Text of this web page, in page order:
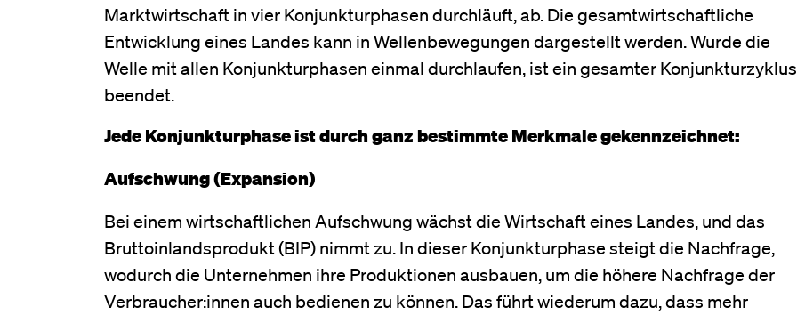
Marktwirtschaft in vier Konjunkturphasen durchläuft, ab. Die gesamtwirtschaftliche
Entwicklung eines Landes kann in Wellenbewegungen dargestellt werden. Wurde die
Welle mit allen Konjunkturphasen einmal durchlaufen, ist ein gesamter Konjunkturzyklus
beendet.
Jede Konjunkturphase ist durch ganz bestimmte Merkmale gekennzeichnet:
Aufschwung (Expansion)
Bei einem wirtschaftlichen Aufschwung wächst die Wirtschaft eines Landes, und das
Bruttoinlandsprodukt (BIP) nimmt zu. In dieser Konjunkturphase steigt die Nachfrage,
wodurch die Unternehmen ihre Produktionen ausbauen, um die höhere Nachfrage der
Verbraucher:innen auch bedienen zu können. Das führt wiederum dazu, dass mehr